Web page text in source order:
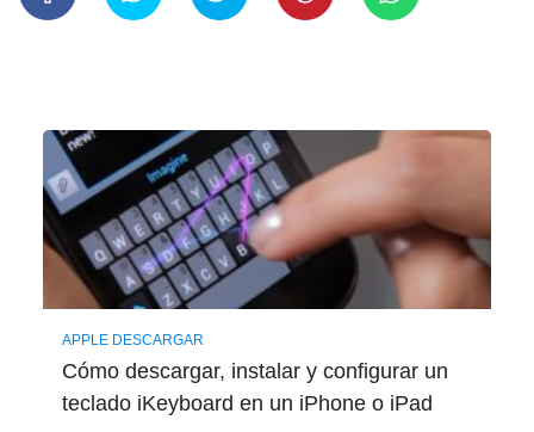
APPLE DESCARGAR
Cómo descargar, instalar y configurar un
teclado iKeyboard en un iPhone o iPad